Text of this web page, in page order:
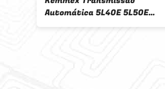
Automática 5L40E 5L50E
Master Repair Kit para BMW